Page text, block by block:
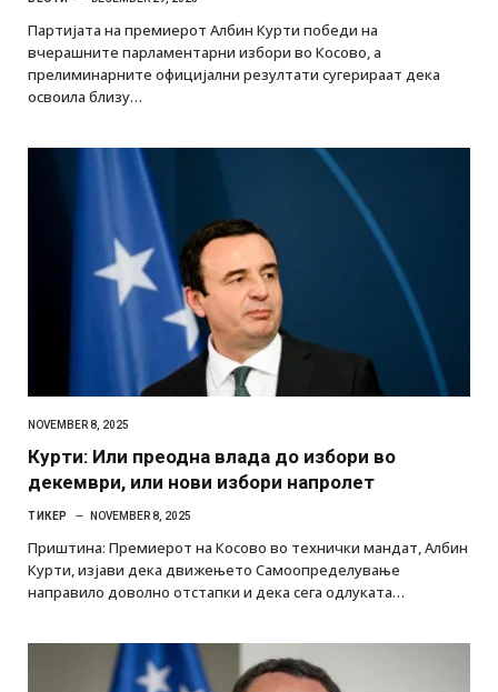
Партијата на премиерот Албин Курти победи на
вчерашните парламентарни избори во Косово, а
прелиминарните официјални резултати сугерираат дека
освоила близу…
NOVEMBER 8, 2025
Курти: Или преодна влада до избори во
декември, или нови избори напролет
ТИКЕР NOVEMBER 8, 2025
Приштина: Премиерот на Косово во технички мандат, Албин
Курти, изјави дека движењето Самоопределување
направило доволно отстапки и дека сега одлуката…